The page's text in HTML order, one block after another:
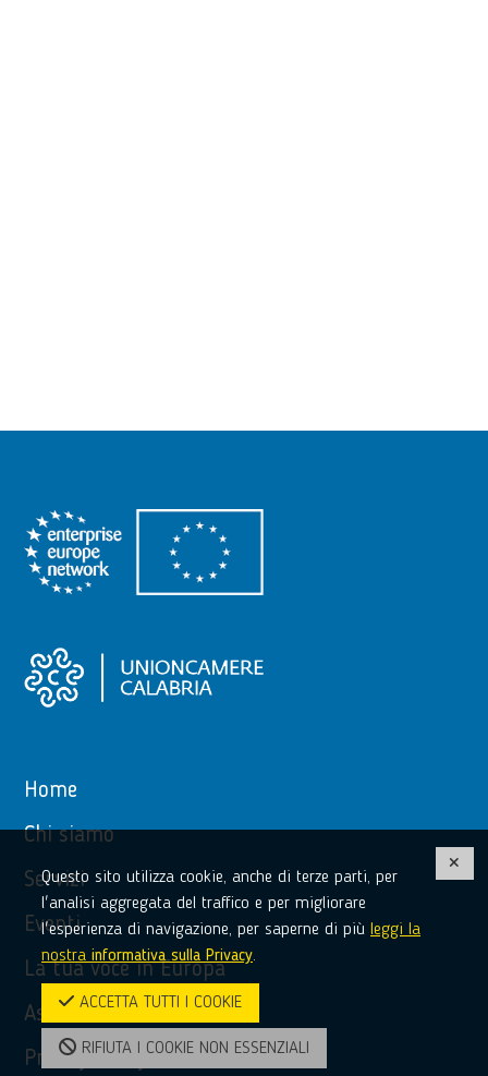
Home
Chi siamo
Servizi
Eventi
La tua voce in Europa
Assistenza
Privacy Policy
Questo sito utilizza cookie, anche di terze parti, per
l'analisi aggregata del traffico e per migliorare
l'esperienza di navigazione, per saperne di più leggi la
nostra informativa sulla Privacy.
ACCETTA TUTTI I COOKIE
RIFIUTA I COOKIE NON ESSENZIALI